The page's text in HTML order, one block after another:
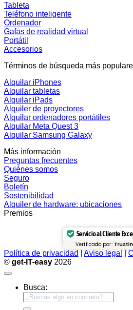
Tableta
Teléfono inteligente
Ordenador
Gafas de realidad virtual
Portátil
Accesorios
Términos de búsqueda más
Alquilar iPhones
Alquilar tabletas
Alquilar iPads
Alquiler de proyectores
Alquilar ordenadores portátiles
Alquilar Meta Quest 3
Alquilar Samsung Galaxy
Más información
Preguntas frecuentes
Quiénes somos
Seguro
Boletín
Sostenibilidad
Alquiler de hardware: ubicaciones
Premios
Servicio al Cliente
Verificado por:
Política de privacidad Aviso legal
© get-IT-easy 2026
Busca: